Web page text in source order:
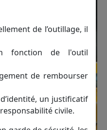
de l’outillage, il
fonction de l'outil
de rembourser
un justificatif
civile.